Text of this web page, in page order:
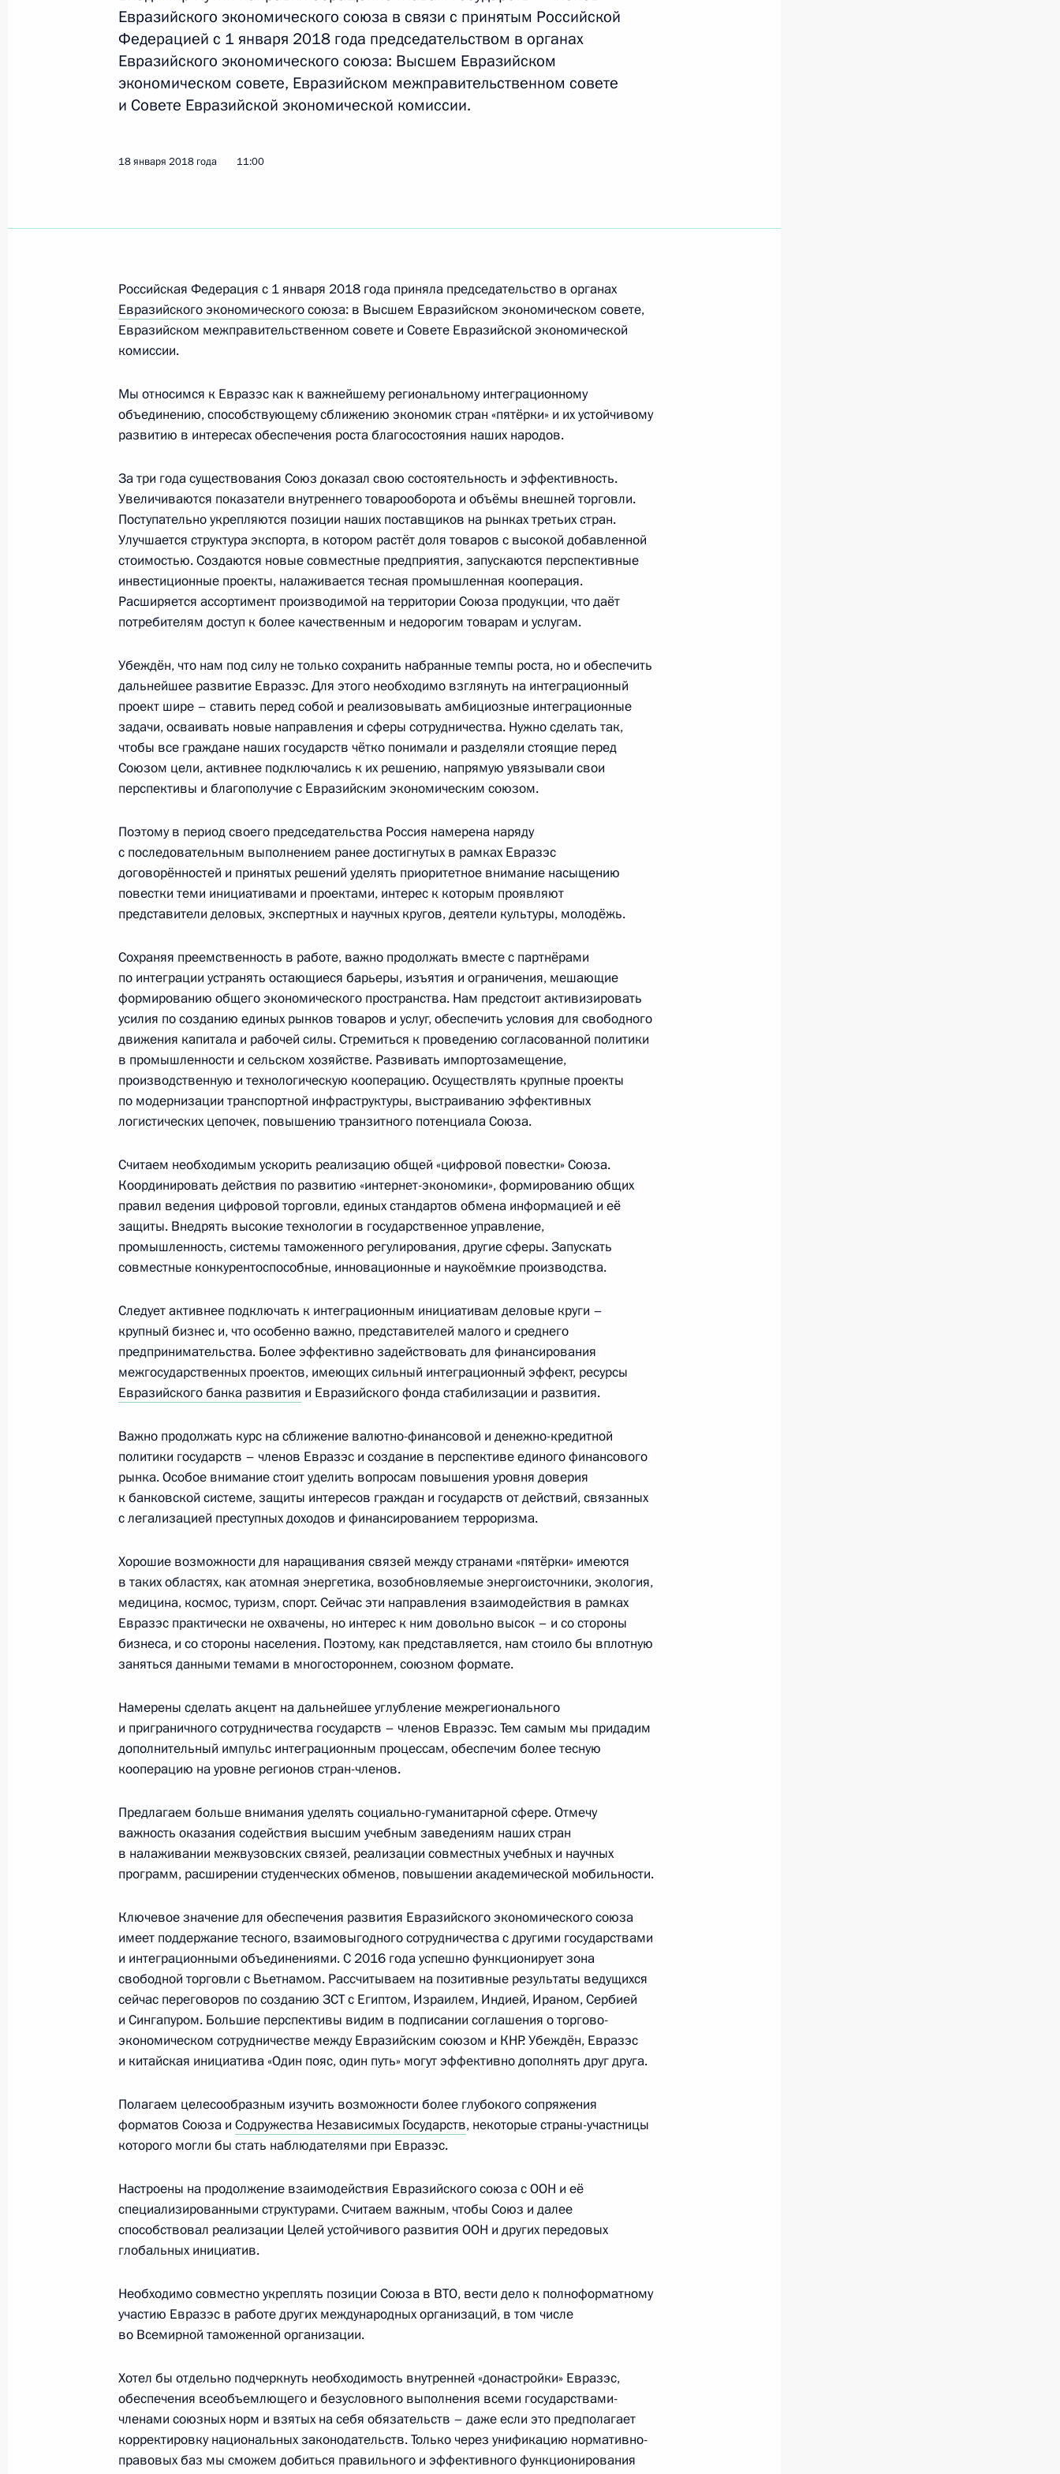
Заявления для прессы по итогам переговоров с Президентом
Аргентинской Республики Маурисио Макри
23 января 2018 года, 16:40 Москва, Кремль
Президент выступил на торжественном собрании, посвящённом
95-летию Верховного Суда
23 января 2018 года, 14:00 Москва
22 января 2018 года, понедельник
Встреча с президентом Российской академии наук Александром
22 января 2018 года, 15:15 Московская область, Ново-Огарёво
Телефонный разговор с Президентом Казахстана Нурсултаном
Назарбаевым
22 января 2018 года, 13:35
19 января 2018 года, пятница
Встреча с Министром промышленности и торговли Денисом
Мантуровым
19 января 2018 года, 15:50 Московская область, Ново-Огарёво
3
Совещание с постоянными членами Совета Безопасности
19 января 2018 года, 15:10 Московская область, Ново-Огарёво
Маурисио Макри
19 января 2018 года, 15:00
Посещение монастыря Нило-Столобенская пустынь
19 января 2018 года, 08:00 Тверская область
Посещение музея-панорамы «Прорыв»
18 января 2018 года, 16:00 Ленинградская область, Кировск
13
75-летия прорыва блокады Ленинграда
18 января 2018 года, 15:00 Ленинградская область
Обращение Президента России к главам государств – членов
18 января 2018 года, 11:00
17 января 2018 года, среда
Встреча с участниками Форума малых городов и исторических
поселений
17 января 2018 года, 17:45 Коломна
8
17 января 2018 года, 16:20 Коломна
16 января 2018 года, вторник
Совещание с членами Правительства
16 января 2018 года, 16:40 Московская область, Ново-Огарёво
Поздравление Василию Лановому с Днём рождения
16 января 2018 года, 09:40
Приветствие участникам и гостям IX Гайдаровского форума
16 января 2018 года, 09:00
15 января 2018 года, понедельник
Телефонный разговор с Председателем Совета Министров
15 января 2018 года, 16:30
Осеевским
15 января 2018 года, 13:40 Москва, Кремль
12 января 2018 года, пятница
Встреча с полпредом Президента в СЗФО Александром Бегловым
12 января 2018 года, 16:10 Москва, Кремль
3
Евразийского экономического союза в связи с принятым Российской
Федерацией с 1 января 2018 года председательством в органах
Евразийского экономического союза: Высшем Евразийском
экономическом совете, Евразийском межправительственном совете
и Совете Евразийской экономической комиссии.
18 января 2018 года 11:00
Российская Федерация с 1 января 2018 года приняла председательство в органах
Евразийского экономического союза: в Высшем Евразийском экономическом совете,
Евразийском межправительственном совете и Совете Евразийской экономической
комиссии.
Мы относимся к Евразэс как к важнейшему региональному интеграционному
объединению, способствующему сближению экономик стран «пятёрки» и их устойчивому
развитию в интересах обеспечения роста благосостояния наших народов.
За три года существования Союз доказал свою состоятельность и эффективность.
Увеличиваются показатели внутреннего товарооборота и объёмы внешней торговли.
Поступательно укрепляются позиции наших поставщиков на рынках третьих стран.
Улучшается структура экспорта, в котором растёт доля товаров с высокой добавленной
стоимостью. Создаются новые совместные предприятия, запускаются перспективные
инвестиционные проекты, налаживается тесная промышленная кооперация.
Расширяется ассортимент производимой на территории Союза продукции, что даёт
потребителям доступ к более качественным и недорогим товарам и услугам.
Убеждён, что нам под силу не только сохранить набранные темпы роста, но и обеспечить
дальнейшее развитие Евразэс. Для этого необходимо взглянуть на интеграционный
проект шире – ставить перед собой и реализовывать амбициозные интеграционные
задачи, осваивать новые направления и сферы сотрудничества. Нужно сделать так,
чтобы все граждане наших государств чётко понимали и разделяли стоящие перед
Союзом цели, активнее подключались к их решению, напрямую увязывали свои
перспективы и благополучие с Евразийским экономическим союзом.
Поэтому в период своего председательства Россия намерена наряду
с последовательным выполнением ранее достигнутых в рамках Евразэс
договорённостей и принятых решений уделять приоритетное внимание насыщению
повестки теми инициативами и проектами, интерес к которым проявляют
представители деловых, экспертных и научных кругов, деятели культуры, молодёжь.
Сохраняя преемственность в работе, важно продолжать вместе с партнёрами
по интеграции устранять остающиеся барьеры, изъятия и ограничения, мешающие
формированию общего экономического пространства. Нам предстоит активизировать
усилия по созданию единых рынков товаров и услуг, обеспечить условия для свободного
движения капитала и рабочей силы. Стремиться к проведению согласованной политики
в промышленности и сельском хозяйстве. Развивать импортозамещение,
производственную и технологическую кооперацию. Осуществлять крупные проекты
по модернизации транспортной инфраструктуры, выстраиванию эффективных
логистических цепочек, повышению транзитного потенциала Союза.
Считаем необходимым ускорить реализацию общей «цифровой повестки» Союза.
Координировать действия по развитию «интернет-экономики», формированию общих
правил ведения цифровой торговли, единых стандартов обмена информацией и её
защиты. Внедрять высокие технологии в государственное управление,
промышленность, системы таможенного регулирования, другие сферы. Запускать
совместные конкурентоспособные, инновационные и наукоёмкие производства.
Следует активнее подключать к интеграционным инициативам деловые круги –
крупный бизнес и, что особенно важно, представителей малого и среднего
предпринимательства. Более эффективно задействовать для финансирования
межгосударственных проектов, имеющих сильный интеграционный эффект, ресурсы
Евразийского банка развития и Евразийского фонда стабилизации и развития.
Важно продолжать курс на сближение валютно-финансовой и денежно-кредитной
политики государств – членов Евразэс и создание в перспективе единого финансового
рынка. Особое внимание стоит уделить вопросам повышения уровня доверия
к банковской системе, защиты интересов граждан и государств от действий, связанных
с легализацией преступных доходов и финансированием терроризма.
Хорошие возможности для наращивания связей между странами «пятёрки» имеются
в таких областях, как атомная энергетика, возобновляемые энергоисточники, экология,
медицина, космос, туризм, спорт. Сейчас эти направления взаимодействия в рамках
Евразэс практически не охвачены, но интерес к ним довольно высок – и со стороны
бизнеса, и со стороны населения. Поэтому, как представляется, нам стоило бы вплотную
заняться данными темами в многостороннем, союзном формате.
Намерены сделать акцент на дальнейшее углубление межрегионального
и приграничного сотрудничества государств – членов Евразэс. Тем самым мы придадим
дополнительный импульс интеграционным процессам, обеспечим более тесную
кооперацию на уровне регионов стран-членов.
Предлагаем больше внимания уделять социально-гуманитарной сфере. Отмечу
важность оказания содействия высшим учебным заведениям наших стран
в налаживании межвузовских связей, реализации совместных учебных и научных
программ, расширении студенческих обменов, повышении академической мобильности.
Ключевое значение для обеспечения развития Евразийского экономического союза
имеет поддержание тесного, взаимовыгодного сотрудничества с другими государствами
и интеграционными объединениями. С 2016 года успешно функционирует зона
свободной торговли с Вьетнамом. Рассчитываем на позитивные результаты ведущихся
сейчас переговоров по созданию ЗСТ с Египтом, Израилем, Индией, Ираном, Сербией
и Сингапуром. Большие перспективы видим в подписании соглашения о торгово-
экономическом сотрудничестве между Евразийским союзом и КНР. Убеждён, Евразэс
и китайская инициатива «Один пояс, один путь» могут эффективно дополнять друг друга.
Полагаем целесообразным изучить возможности более глубокого сопряжения
форматов Союза и Содружества Независимых Государств, некоторые страны-участницы
которого могли бы стать наблюдателями при Евразэс.
Настроены на продолжение взаимодействия Евразийского союза с ООН и её
специализированными структурами. Считаем важным, чтобы Союз и далее
способствовал реализации Целей устойчивого развития ООН и других передовых
глобальных инициатив.
Необходимо совместно укреплять позиции Союза в ВТО, вести дело к полноформатному
участию Евразэс в работе других международных организаций, в том числе
во Всемирной таможенной организации.
Хотел бы отдельно подчеркнуть необходимость внутренней «донастройки» Евразэс,
обеспечения всеобъемлющего и безусловного выполнения всеми государствами-
членами союзных норм и взятых на себя обязательств – даже если это предполагает
корректировку национальных законодательств. Только через унификацию нормативно-
правовых баз мы сможем добиться правильного и эффективного функционирования